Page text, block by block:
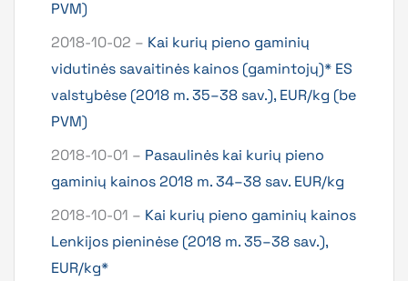
PVM)
2018-10-02 – Kai kurių pieno gaminių
vidutinės savaitinės kainos (gamintojų)* ES
valstybėse (2018 m. 35–38 sav.), EUR/kg (be
PVM)
2018-10-01 – Pasaulinės kai kurių pieno
gaminių kainos 2018 m. 34–38 sav. EUR/kg
2018-10-01 – Kai kurių pieno gaminių kainos
Lenkijos pieninėse (2018 m. 35–38 sav.),
EUR/kg*